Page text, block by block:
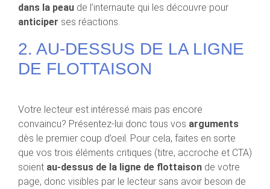
dans la peau de l’internaute qui les découvre pour
anticiper ses réactions.
2. AU-DESSUS DE LA LIGNE
DE FLOTTAISON
Votre lecteur est intéressé mais pas encore
convaincu? Présentez-lui donc tous vos arguments
dès le premier coup d’oeil. Pour cela, faites en sorte
que vos trois éléments critiques (titre, accroche et CTA)
soient au-dessus de la ligne de flottaison de votre
page, donc visibles par le lecteur sans avoir besoin de